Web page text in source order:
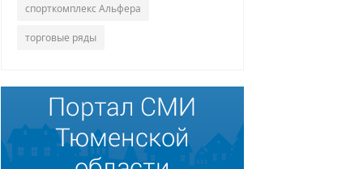
спорткомплекс Альфера
торговые ряды